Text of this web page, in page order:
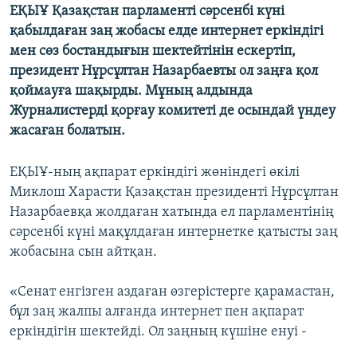
ЕҚЫҰ Қазақстан парламенті сәрсенбі күні
қабылдаған заң жобасы елде интернет еркіндігі
мен сөз бостандығын шектейтінін ескертіп,
президент Нұрсұлтан Назарбаевты ол заңға қол
қоймауға шақырды. Мұның алдында
Журналистерді қорғау комитеті де осындай үндеу
жасаған болатын.
ЕҚЫҰ-ның ақпарат еркіндігі жөніндегі өкілі
Миклош Харасти Қазақстан президенті Нұрсұлтан
Назарбаевқа жолдаған хатында ел парламентінің
сәрсенбі күні мақұлдаған интернетке қатысты заң
жобасына сын айтқан.
«Сенат енгізген аздаған өзгерістерге қарамастан,
бұл заң жалпы алғанда интернет пен ақпарат
еркіндігін шектейді. Ол заңның күшіне енуі -